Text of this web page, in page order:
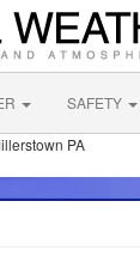
SAFETY
PA